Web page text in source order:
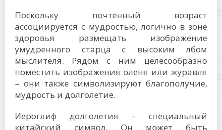
Поскольку почтенный возраст
ассоциируется с мудростью, логично в зоне
здоровья размещать изображение
умудренного старца с высоким лбом
мыслителя. Рядом с ним целесообразно
поместить изображения оленя или журавля
– они также символизируют благополучие,
мудрость и долголетие.
Иероглиф долголетия – специальный
китайский символ. Он может быть